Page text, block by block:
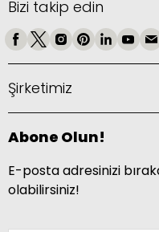
Bizi takip edin
Şirketimiz
Abone Olun!
E-posta adresinizi
olabilirsiniz!